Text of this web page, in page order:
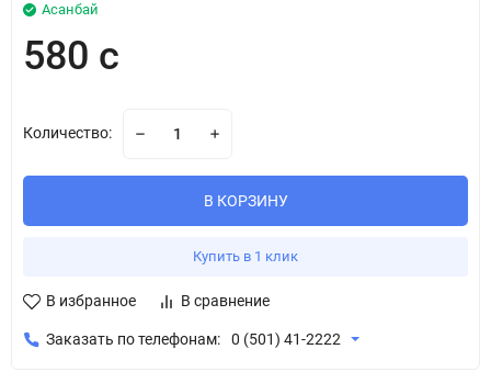
Асанбай
580 с
Количество:
В КОРЗИНУ
Купить в 1 клик
В избранное В сравнение
Заказать по телефонам: 0 (501) 41-2222